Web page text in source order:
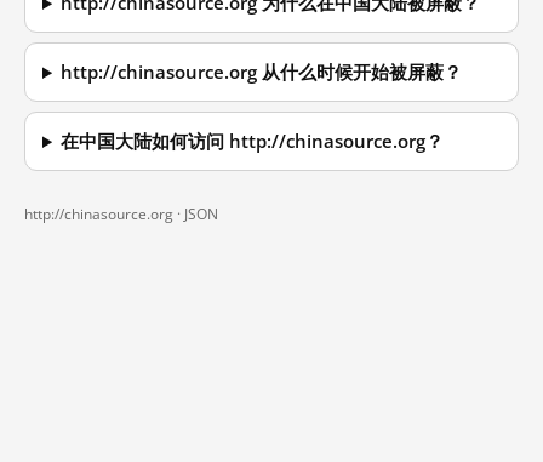
http://chinasource.org 从什么时候开始被屏蔽？
在中国大陆如何访问 http://chinasource.org？
http://chinasource.org · JSON